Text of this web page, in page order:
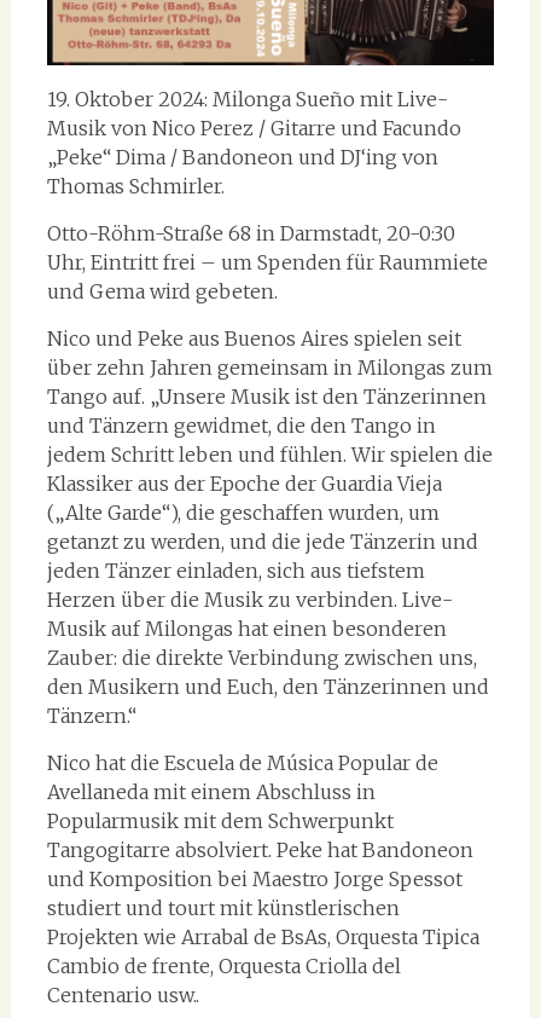
19. Oktober 2024: Milonga Sueño mit Live-
Musik von Nico Perez / Gitarre und Facundo
„Peke“ Dima / Bandoneon und DJ‘ing von
Thomas Schmirler.
Otto-Röhm-Straße 68 in Darmstadt, 20-0:30
Uhr, Eintritt frei – um Spenden für Raummiete
und Gema wird gebeten.
Nico und Peke aus Buenos Aires spielen seit
über zehn Jahren gemeinsam in Milongas zum
Tango auf. „Unsere Musik ist den Tänzerinnen
und Tänzern gewidmet, die den Tango in
jedem Schritt leben und fühlen. Wir spielen die
Klassiker aus der Epoche der Guardia Vieja
(„Alte Garde“), die geschaffen wurden, um
getanzt zu werden, und die jede Tänzerin und
jeden Tänzer einladen, sich aus tiefstem
Herzen über die Musik zu verbinden. Live-
Musik auf Milongas hat einen besonderen
Zauber: die direkte Verbindung zwischen uns,
den Musikern und Euch, den Tänzerinnen und
Tänzern.“
Nico hat die Escuela de Música Popular de
Avellaneda mit einem Abschluss in
Popularmusik mit dem Schwerpunkt
Tangogitarre absolviert. Peke hat Bandoneon
und Komposition bei Maestro Jorge Spessot
studiert und tourt mit künstlerischen
Projekten wie Arrabal de BsAs, Orquesta Tipica
Cambio de frente, Orquesta Criolla del
Centenario usw..